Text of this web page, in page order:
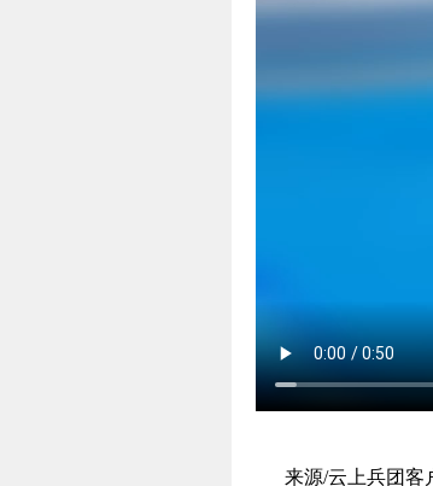
来源/云上兵团客